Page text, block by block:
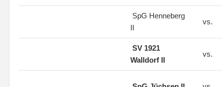
SpG Henneberg
II
vs.
SV 1921
Walldorf II
vs.